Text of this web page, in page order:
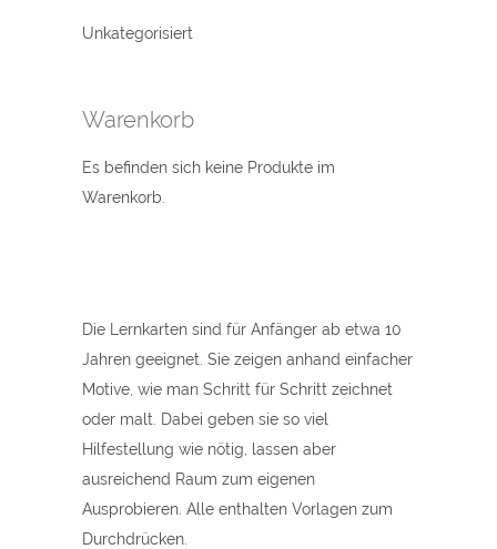
Unkategorisiert
Warenkorb
Es befinden sich keine Produkte im
Warenkorb.
Die Lernkarten sind für Anfänger ab etwa 10
Jahren geeignet. Sie zeigen anhand einfacher
Motive, wie man Schritt für Schritt zeichnet
oder malt. Dabei geben sie so viel
Hilfestellung wie nötig, lassen aber
ausreichend Raum zum eigenen
Ausprobieren. Alle enthalten Vorlagen zum
Durchdrücken.